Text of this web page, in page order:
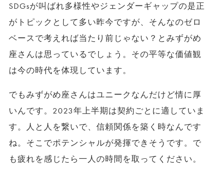
SDGsが叫ばれ多様性やジェンダーギャップの是正
がトピックとして多い昨今ですが、そんなのゼロ
ベースで考えれば当たり前じゃない？とみずがめ
座さんは思っているでしょう。その平等な価値観
は今の時代を体現しています。
でもみずがめ座さんはユニークなんだけど情に厚
いんです。2023年上半期は契約ごとに適していま
す。人と人を繋いで、信頼関係を築く時なんです
ね。そこでポテンシャルが発揮できそうです。で
も疲れを感じたら一人の時間を取ってください。